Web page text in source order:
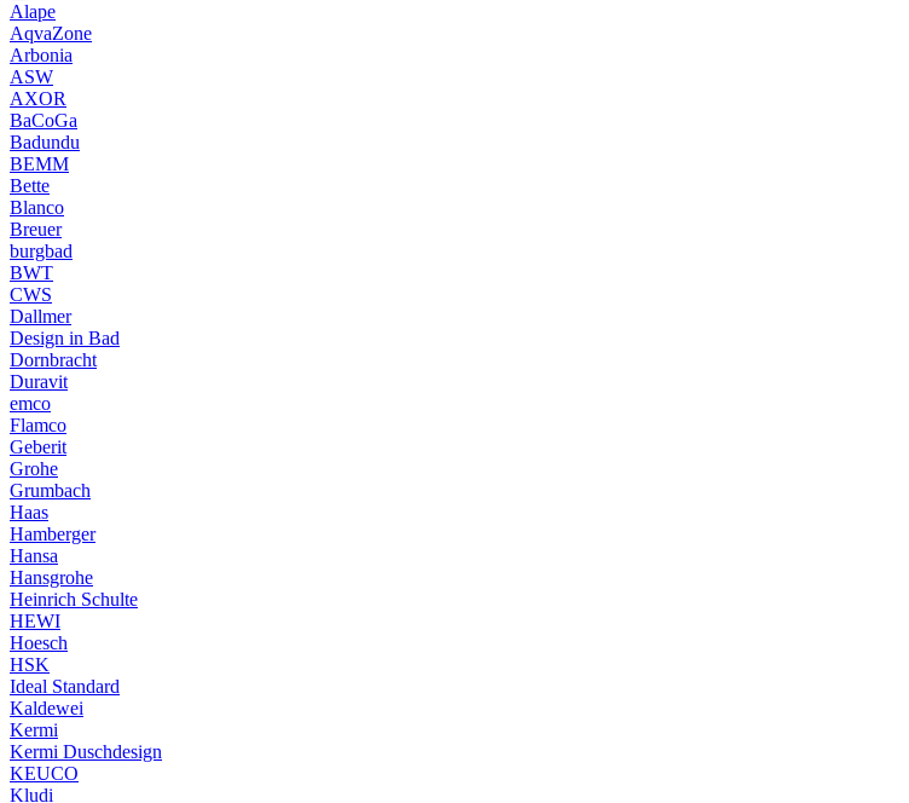
Alape
AqvaZone
Arbonia
ASW
AXOR
BaCoGa
Badundu
BEMM
Bette
Blanco
Breuer
burgbad
BWT
CWS
Dallmer
Design in Bad
Dornbracht
Duravit
emco
Flamco
Geberit
Grohe
Grumbach
Haas
Hamberger
Hansa
Hansgrohe
Heinrich Schulte
HEWI
Hoesch
HSK
Ideal Standard
Kaldewei
Kermi
Kermi Duschdesign
KEUCO
Kludi